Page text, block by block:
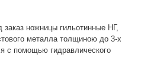
ножницы гильотинные НГ,
металла толщиною до 3-х
с помощью гидравлического